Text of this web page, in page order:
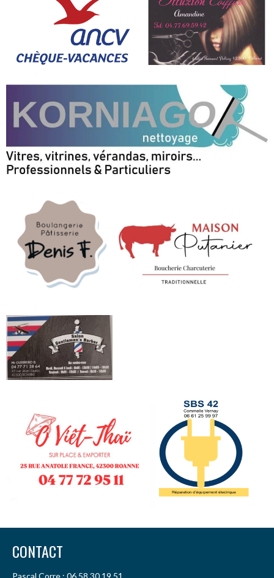
CONTACT
Pascal Corre : 06 58 30 19 51